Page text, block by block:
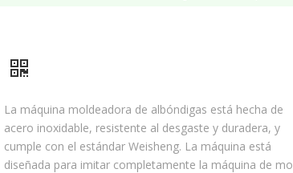
La máquina moldeadora de albóndigas está hecha de
acero inoxidable, resistente al desgaste y duradera, y
cumple con el estándar Weisheng. La máquina está
diseñada para imitar completamente la máquina de